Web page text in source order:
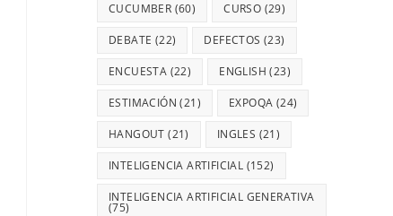
CUCUMBER (60) CURSO (29)
DEBATE (22) DEFECTOS (23)
ENCUESTA (22) ENGLISH (23)
ESTIMACIÓN (21) EXPOQA (24)
HANGOUT (21) INGLES (21)
INTELIGENCIA ARTIFICIAL (152)
INTELIGENCIA ARTIFICIAL GENERATIVA
(75)